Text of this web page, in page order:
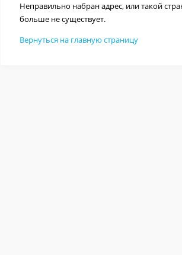
Неправильно набран адрес, или такой
больше не существует.
Вернуться на главную страницу